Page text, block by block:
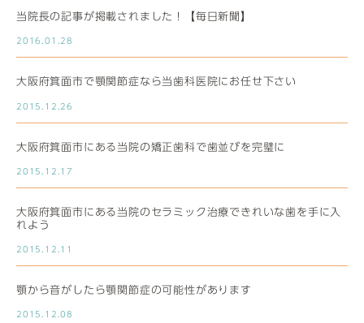
当院長の記事が掲載されました！【毎日新聞】
2016.01.28
大阪府箕面市で顎関節症なら当歯科医院にお任せ下さい
2015.12.26
大阪府箕面市にある当院の矯正歯科で歯並びを完璧に
2015.12.17
大阪府箕面市にある当院のセラミック治療できれいな歯を手に入
れよう
2015.12.11
顎から音がしたら顎関節症の可能性があります
2015.12.08